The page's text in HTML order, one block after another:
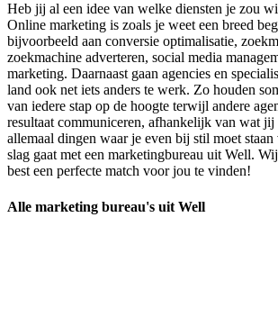
Heb jij al een idee van welke diensten je zou
Online marketing is zoals je weet een breed
bijvoorbeeld aan conversie optimalisatie,
zoekmachine adverteren, social media
marketing. Daarnaast gaan agencies en
land ook net iets anders te werk. Zo houden
van iedere stap op de hoogte terwijl andere
resultaat communiceren, afhankelijk van wat
allemaal dingen waar je even bij stil moet staan
slag gaat met een marketingbureau uit Well.
best een perfecte match voor jou te vinden!
Alle marketing bureau's uit Well